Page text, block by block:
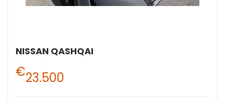
NISSAN QASHQAI
€23.500